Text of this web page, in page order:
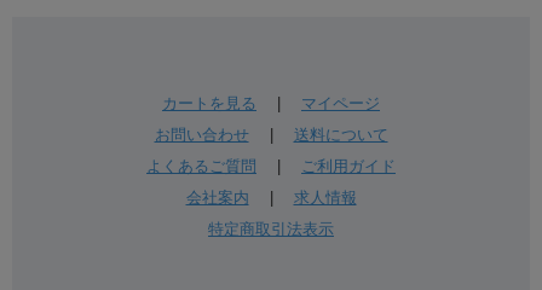
カートを見る
マイページ
お問い合わせ| 送料について
よくあるご質問
ご利用ガイド
会社案内
求人情報
特定商取引法表示